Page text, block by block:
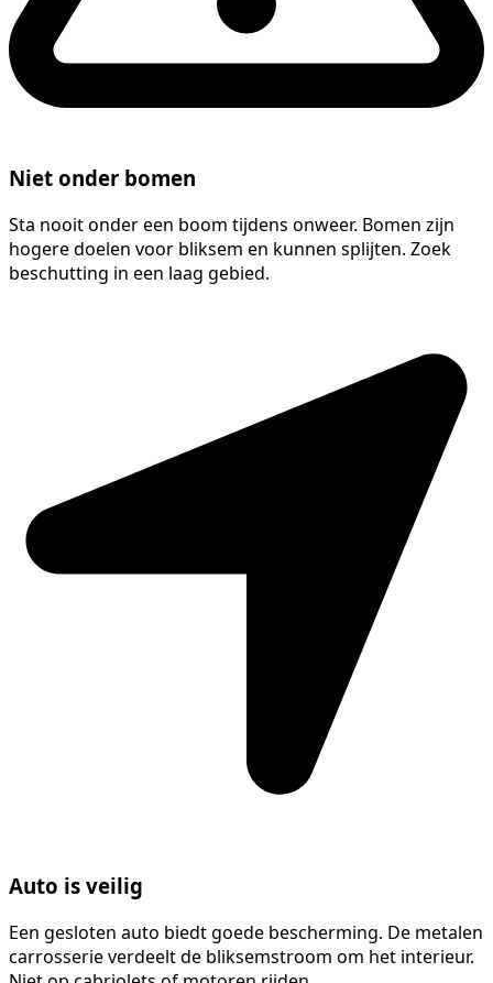
Niet onder bomen
Sta nooit onder een boom tijdens onweer. Bomen zijn
hogere doelen voor bliksem en kunnen splijten. Zoek
beschutting in een laag gebied.
Auto is veilig
Een gesloten auto biedt goede bescherming. De metalen
carrosserie verdeelt de bliksemstroom om het interieur.